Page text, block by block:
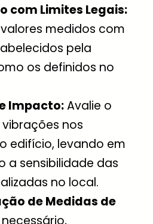
com Limites Legais:
medidos com
pela
os definidos no
Impacto:Avalie o
nos
edifício, levando em
a sensibilidade das
no local.
de Medidas de